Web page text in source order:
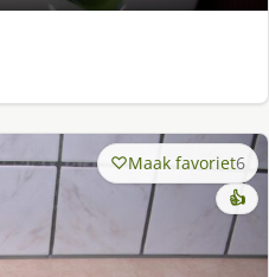
Maak favoriet6
👍